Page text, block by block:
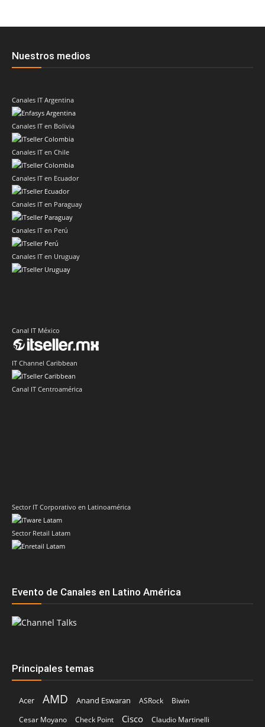
Nuestros medios
Canales IT Argentina
Canales IT en Bolivia
Canales IT en Chile
Canales IT en Ecuador
Canales IT en Paraguay
Canales IT en Perú
Canales IT en Uruguay
Canal IT México
IT Channel Caribbean
Canal IT Centroamérica
Sector IT Corporativo en Latinoamérica
Sector Retail Latam
Evento de Canales en Latino América
Principales temas
Acer AMD Anand Eswaran ASRock
Biwin
Cesar Moyano
Check Point Cisco
Claudio Martinelli